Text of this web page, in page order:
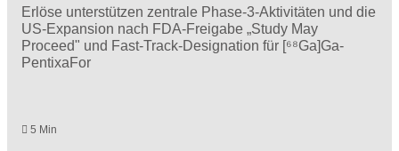
Erlöse unterstützen zentrale Phase-3-Aktivitäten und die
US-Expansion nach FDA-Freigabe „Study May
Proceed" und Fast-Track-Designation für [⁶⁸Ga]Ga-
PentixaFor
5 Min